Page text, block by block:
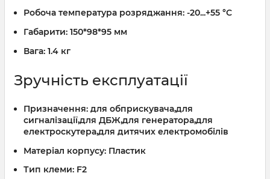
Робоча температура розряджання: -20...+55 °C
Габарити: 150*98*95 мм
Вага: 1.4 кг
Зручність експлуатації
Призначення: для обприскувача,для
сигналізації,для ДБЖ,для генератора,для
електроскутера,для дитячих електромобілів
Матеріал корпусу: Пластик
Тип клеми: F2